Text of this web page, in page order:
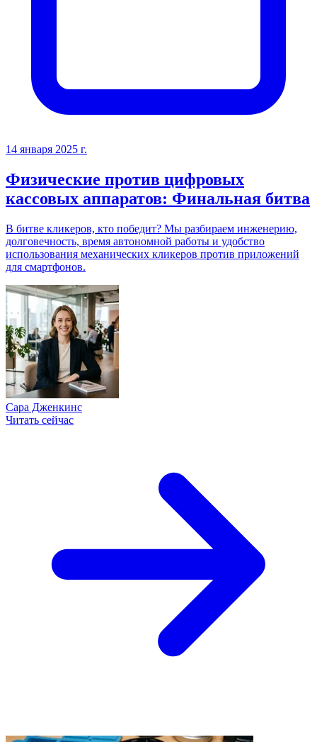
14 января 2025 г.
Физические против цифровых
кассовых аппаратов: Финальная битва
В битве кликеров, кто победит? Мы разбираем инженерию,
долговечность, время автономной работы и удобство
использования механических кликеров против приложений
для смартфонов.
Сара Дженкинс
Читать сейчас